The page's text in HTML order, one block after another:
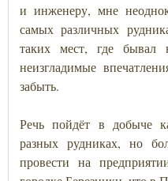
и инженеру, мне
самых различных
таких мест, где
неизгладимые
забыть.
Речь пойдёт в добыче
разных рудниках, но
провести на